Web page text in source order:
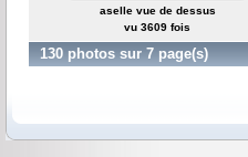
aselle vue de dessus
vu 3609 fois
130 photos sur 7 page(s)